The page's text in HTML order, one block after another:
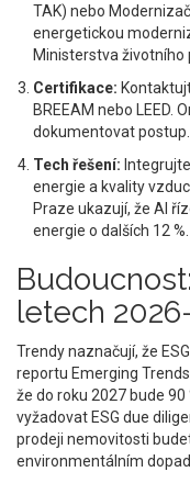
TAK) nebo
energetickou
Ministerstva životního
Certifikace:
BREEAM nebo LEED.
dokumentovat postup.
Tech řešení:
energie a kvality
Praze ukazují, že AI
energie o dalších 12 %.
letech
Trendy naznačují, že
reportu Emerging
že do roku 2027 bude
vyžadovat ESG due
prodeji nemovitosti
environmentálním